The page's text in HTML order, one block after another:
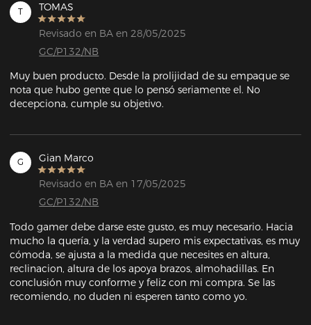
T TOMAS
Revisado en BA en 28/05/2025
GC/P132/NB
Muy buen producto. Desde la prolijidad de su empaque se
nota que hubo gente que lo pensó seriamente el. No
decepciona, cumple su objetivo.
G Gian Marco
Revisado en BA en 17/05/2025
GC/P132/NB
Todo gamer debe darse este gusto, es muy necesario. Hacia
mucho la quería, y la verdad supero mis expectativas, es muy
cómoda, se ajusta a la medida que necesites en altura,
reclinacion, altura de los apoya brazos, almohadillas. En
conclusión muy conforme y feliz con mi compra. Se las
recomiendo, no duden ni esperen tanto como yo.